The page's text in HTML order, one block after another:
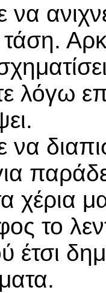
τάση.
λόγω
χέρια
το
έτσι